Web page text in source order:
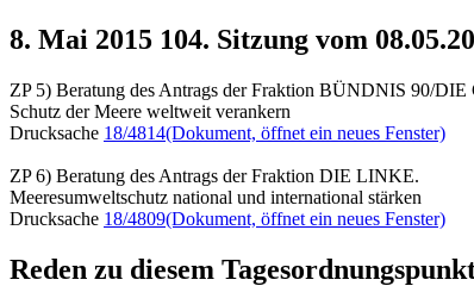
8. Mai 2015 104. Sitzung vom
ZP 5) Beratung des Antrags der Fraktion BÜNDNIS 90/
Schutz der Meere weltweit verankern
Drucksache 18/4814(Dokument, öffnet ein neues Fenster)
ZP 6) Beratung des Antrags der Fraktion DIE LINKE.
Meeresumweltschutz national und international stärken
Drucksache 18/4809(Dokument, öffnet ein neues Fenster)
Reden zu diesem